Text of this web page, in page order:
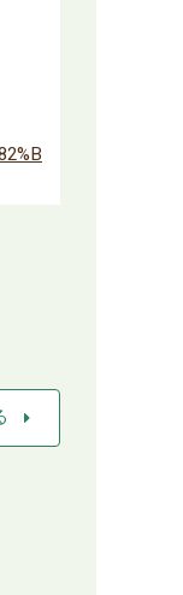
arrow_right